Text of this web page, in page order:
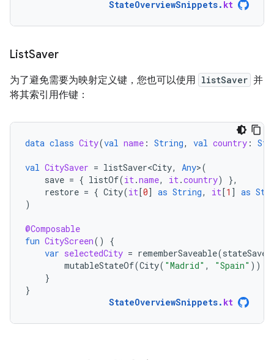
StateOverviewSnippets. kt
ListSaver
为了避免需要为映射定义键，您也可以使用 listSaver 并
将其索引用作键：
data class City(val name : String, val country :
val CitySaver = listSaver<City, Any>(
save = { listOf(it .name, it .country)
},
restore = { City(it[0] as String, it[1 ] as
)
@Composable
fun CityScreen()
{
var selectedCity = rememberSaveable(stateSaver
mutableStateOf(City( "Madrid" , "Spain" ))
}
}
StateOverviewSnippets. kt